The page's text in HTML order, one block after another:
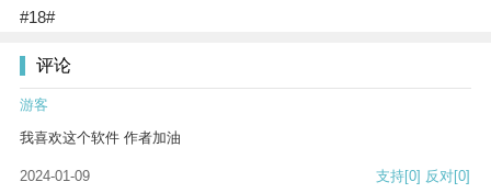
#18#
评论
游客
我喜欢这个软件 作者加油
2024-01-09 支持[0] 反对[0]